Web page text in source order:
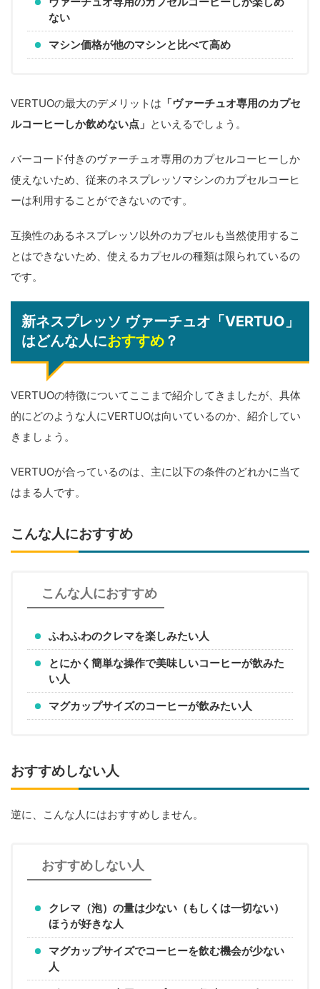
ない
マシン価格が他のマシンと比べて高め
VERTUOの最大のデメリットは 「ヴァーチュオ専用のカプセ
ルコーヒーしか飲めない点」 といえるでしょう。
バーコード付きのヴァーチュオ専用のカプセルコーヒーしか
使えないため、従来のネスプレッソマシンのカプセルコーヒ
ーは利用することができないのです。
互換性のあるネスプレッソ以外のカプセルも当然使用するこ
とはできないため、使えるカプセルの種類は限られているの
です。
新ネスプレッソ ヴァーチュオ「VERTUO」
はどんな人におすすめ ？
VERTUOの特徴についてここまで紹介してきましたが、具体
的にどのような人にVERTUOは向いているのか、紹介してい
きましょう。
VERTUOが合っているのは、主に以下の条件のどれかに当て
はまる人です。
こんな人におすすめ
こんな人におすすめ
ふわふわのクレマを楽しみたい人
とにかく簡単な操作で美味しいコーヒーが飲みた
い人
マグカップサイズのコーヒーが飲みたい人
おすすめしない人
逆に、こんな人にはおすすめしません。
おすすめしない人
クレマ（泡）の量は少ない（もしくは一切ない）
ほうが好きな人
マグカップサイズでコーヒーを飲む機会が少ない
人